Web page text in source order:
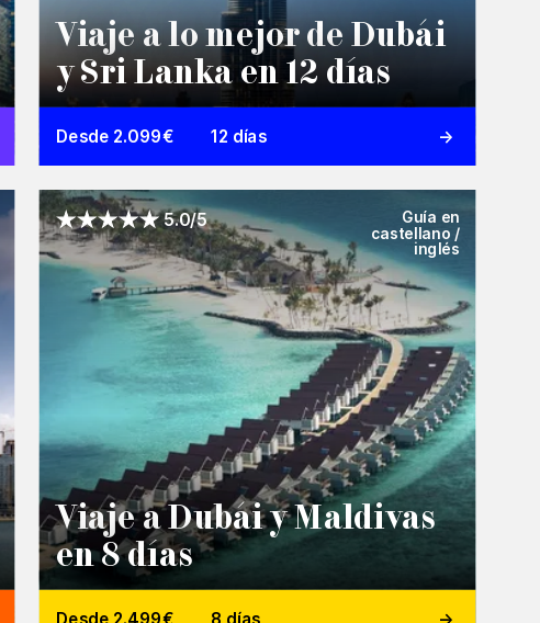
Viaje a lo mejor de Dubái
y Sri Lanka en 12 días
Desde 2.099€ 12 días
5.0/5
Guía en
castellano /
inglés
Viaje a Dubái y Maldivas
en 8 días